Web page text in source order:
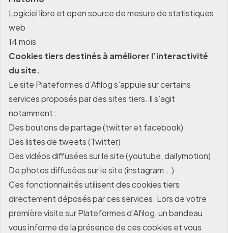
Logiciel libre et open source de mesure de statistiques
web
14 mois
Cookies tiers destinés à améliorer l’interactivité
du site.
Le site Plateformes d’Afilog s’appuie sur certains
services proposés par des sites tiers. Il s’agit
notamment :
Des boutons de partage (twitter et facebook)
Des listes de tweets (Twitter)
Des vidéos diffusées sur le site (youtube, dailymotion)
De photos diffusées sur le site (instagram...)
Ces fonctionnalités utilisent des cookies tiers
directement déposés par ces services. Lors de votre
première visite sur Plateformes d’Afilog, un bandeau
vous informe de la présence de ces cookies et vous